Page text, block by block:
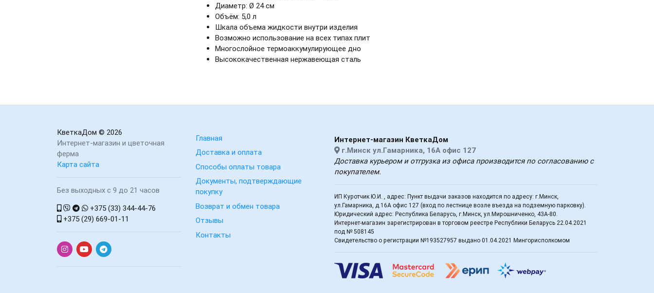
Диаметр: Ø 24 cм
Объём: 5,0 л
Шкала объема жидкости внутри изделия
Возможно использование на всех типах плит
Многослойное термоаккумулирующее дно
Высококачественная нержавеющая сталь
КветкаДом © 2026
Интернет-магазин и цветочная
ферма
Карта сайта
Без выходных с 9 до 21 часов
+375 (33) 344-44-76
+375 (29) 669-01-11
Главная
Доставка и оплата
Способы оплаты товара
Документы, подтверждающие
покупку
Возврат и обмен товара
Отзывы
Контакты
Интернет-магазин КветкаДом
г.Минск ул.Гамарника, 16А офис 127
Доставка курьером и отгрузка из офиса производится по согласованию с
покупателем.
ИП Куротчик Ю.И. , адрес: Пункт выдачи заказов находится по адресу: г.Минск,
ул.Гамарника, д.16А офис 127 (вход по лестнице возле въезда на подземную парковку).
Юридический адрес: Республика Беларусь, г.Минск, ул.Мирошниченко, 43А-80.
Интернет-магазин зарегистрирован в торговом реестре Республики Беларусь 22.04.2021
под № 508145
Свидетельство о регистрации №193527957 выдано 01.04.2021 Мингорисполкомом